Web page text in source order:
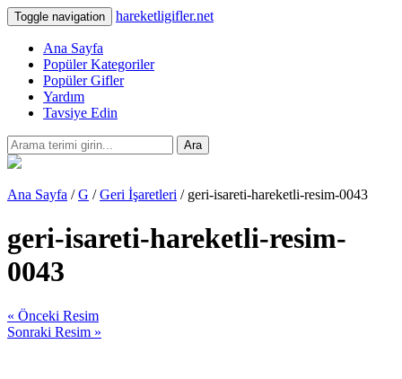
Toggle navigation hareketligifler.net
Ana Sayfa
Popüler Kategoriler
Popüler Gifler
Yardım
Tavsiye Edin
Ara
Ana Sayfa /G /Geri İşaretleri / geri-isareti-hareketli-resim-0043
geri-isareti-hareketli-resim-
0043
« Önceki Resim
Sonraki Resim »